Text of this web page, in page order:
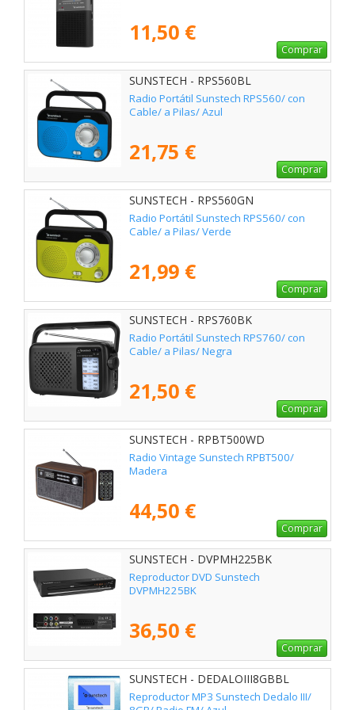
11,50 €
Comprar
SUNSTECH - RPS560BL
Radio Portátil Sunstech RPS560/ con
Cable/ a Pilas/ Azul
21,75 €
Comprar
SUNSTECH - RPS560GN
Radio Portátil Sunstech RPS560/ con
Cable/ a Pilas/ Verde
21,99 €
Comprar
SUNSTECH - RPS760BK
Radio Portátil Sunstech RPS760/ con
Cable/ a Pilas/ Negra
21,50 €
Comprar
SUNSTECH - RPBT500WD
Radio Vintage Sunstech RPBT500/
Madera
44,50 €
Comprar
SUNSTECH - DVPMH225BK
Reproductor DVD Sunstech
DVPMH225BK
36,50 €
Comprar
SUNSTECH - DEDALOIII8GBBL
Reproductor MP3 Sunstech Dedalo III/